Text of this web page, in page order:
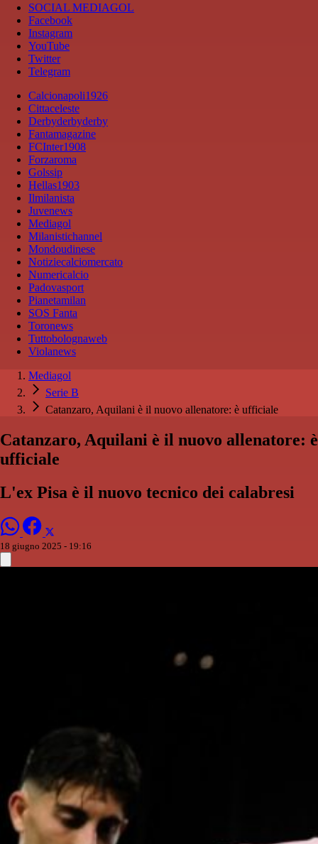
SOCIAL MEDIAGOL
Facebook
Instagram
YouTube
Twitter
Telegram
Calcionapoli1926
Cittaceleste
Derbyderbyderby
Fantamagazine
FCInter1908
Forzaroma
Golssip
Hellas1903
Ilmilanista
Juvenews
Mediagol
Milanistichannel
Mondoudinese
Notiziecalciomercato
Numericalcio
Padovasport
Pianetamilan
SOS Fanta
Toronews
Tuttobolognaweb
Violanews
Mediagol
Serie B
Catanzaro, Aquilani è il nuovo allenatore: è ufficiale
Catanzaro, Aquilani è il nuovo allenatore: è
ufficiale
L'ex Pisa è il nuovo tecnico dei calabresi
18 giugno 2025 - 19:16